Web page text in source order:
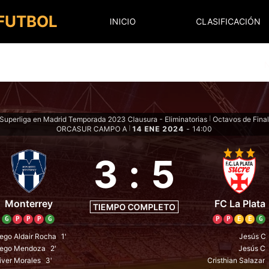
INICIO CLASIFICACIÓN
Superliga en Madrid Temporada 2023 Clausura - Eliminatorias Octavos de Final
ORCASUR CAMPO A 14 ENE 2024 - 14:00
Monterrey
G P P P G
3 : 5
TIEMPO COMPLETO FC La Plata
P P E E G
Aldair Rocha
1'
Mendoza
2'
Morales
3'
Jesús C
Jesús C
Cristhian Salazar